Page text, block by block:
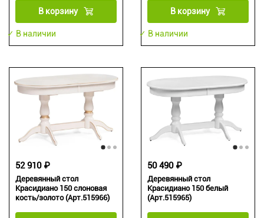
В корзину
✓ В наличии
В корзину
✓ В наличии
Деревянный стол
Красидиано 150 слоновая
кость/золото (Арт.515966)
52 910 ₽
Деревянный стол
Красидиано 150 белый
(Арт.515965)
50 490 ₽